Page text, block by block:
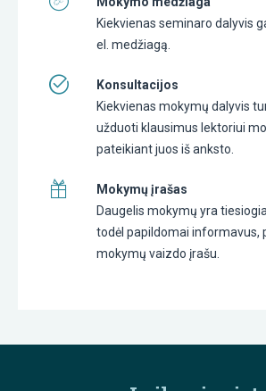
Kiekvienas seminaro dalyvis
el. medžiagą.
Konsultacijos
Kiekvienas mokymų dalyvis
užduoti klausimus lektoriui
pateikiant juos iš anksto.
Mokymų įrašas
Daugelis mokymų yra
todėl papildomai informavus,
mokymų vaizdo įrašu.